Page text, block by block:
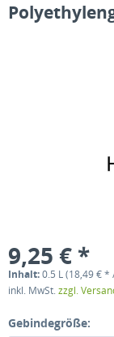
9,25 € *
Inhalt:0.5 L (18,49 € *
inkl. MwSt.zzgl.
Gebindegröße: